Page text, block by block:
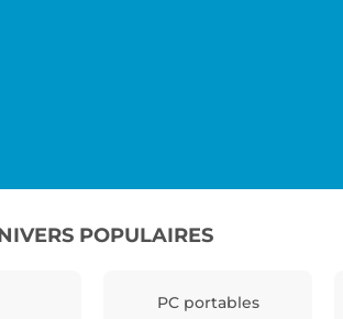
POPULAIRES
PC portables